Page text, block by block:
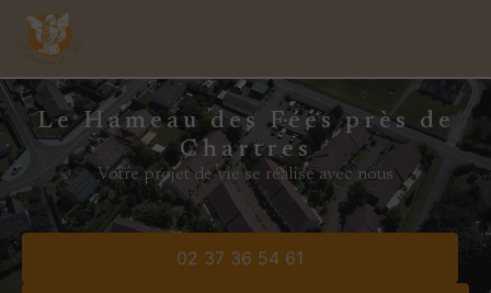
Le Hameau des Fées près de
Chartres
Votre projet de vie se réalise avec nous
02 37 36 54 61